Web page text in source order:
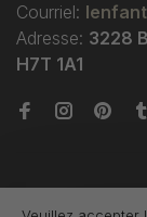
Courriel:
Adresse: 3228
H7T 1A1